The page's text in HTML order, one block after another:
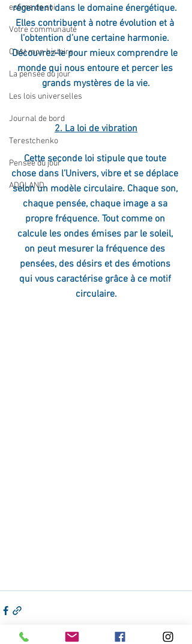
estime de soi
Votre communauté
C'est mon histoire
La pensée du jour
Les lois universelles
Journal de bord
Terestchenko
Pensée du jour
ADOLAND
régentent dans le domaine énergétique.
Elles contribuent à notre évolution et à
l’obtention d’une certaine harmonie.
Découvrez-le pour mieux comprendre le
monde qui nous entoure et percer les
grands mystères de la vie.
2. La loi de vibration
Cette seconde loi stipule que toute
chose dans l’Univers, vibre et se déplace
selon un modèle circulaire. Chaque son,
chaque pensée, chaque image a sa
propre fréquence. Tout comme on
calcule les ondes émises par le soleil,
on peut mesurer la fréquence des
pensées, des désirs et des émotions
qui vous caractérise grâce à ce motif
circulaire.